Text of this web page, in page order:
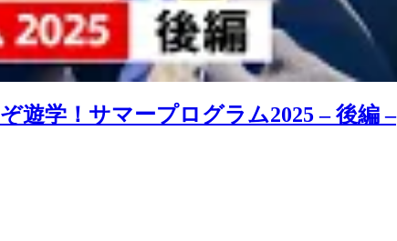
遊学！サマープログラム2025 – 後編 –